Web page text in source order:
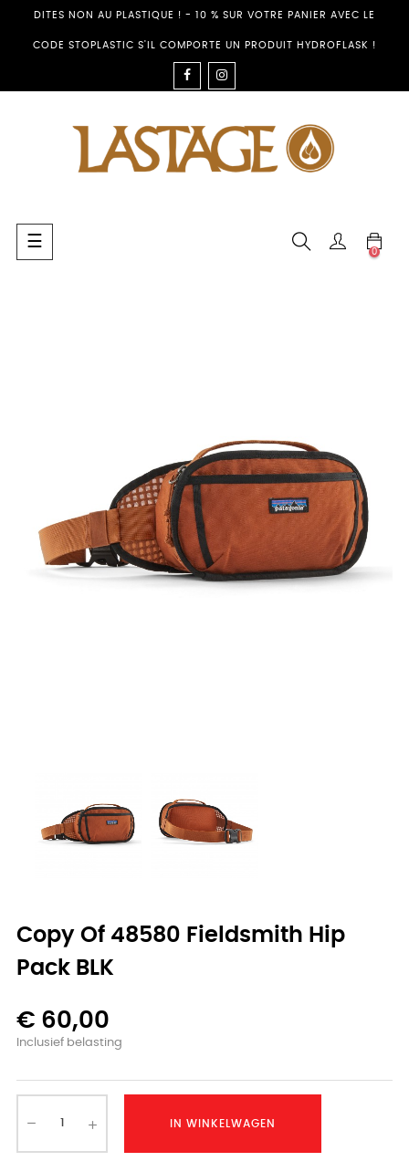
DITES NON AU PLASTIQUE ! - 10 % SUR VOTRE PANIER AVEC LE
CODE STOPLASTIC S'IL COMPORTE UN PRODUIT HYDROFLASK !
FACEBOOK
Toggle
navigation
☰
0
Copy Of 48580 Fieldsmith Hip
Pack BLK
€ 60,00
Inclusief belasting
IN WINKELWAGEN